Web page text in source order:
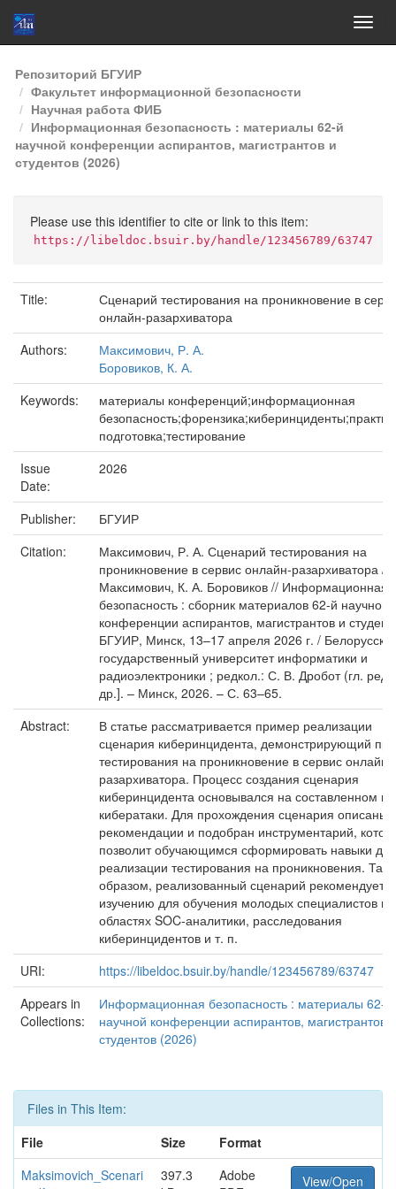
Skip
navigation
Репозиторий БГУИР
Факультет информационной безопасности
Научная работа ФИБ
Информационная безопасность : материалы 62-й
научной конференции аспирантов, магистрантов и
студентов (2026)
Please use this identifier to cite or link to this item:
https://libeldoc.bsuir.by/handle/123456789/63747
Title:
Сценарий тестирования на проникновение в
онлайн-разархиватора
Authors:
Максимович, Р. А.
Боровиков, К. А.
Keywords:
материалы конференций;информационная
подготовка;тестирование
Issue
Date:
2026
Publisher:
БГУИР
Citation:
Максимович, Р. А. Сценарий тестирования на
проникновение в сервис онлайн-разархиватора /
Максимович, К. А. Боровиков // Информационная
безопасность : сборник материалов 62-й научной
конференции аспирантов, магистрантов и
БГУИР, Минск, 13–17 апреля 2026 г. /
государственный университет информатики и
радиоэлектроники ; редкол.: С. В. Дробот (гл.
др.]. – Минск, 2026. – С. 63–65.
Abstract:
В статье рассматривается пример реализации
сценария киберинцидента, демонстрирующий
тестирования на проникновение в сервис онлайн-
разархиватора. Процесс создания сценария
киберинцидента основывался на составленном
кибератаки. Для прохождения сценария описаны
рекомендации и подобран инструментарий,
позволит обучающимся сформировать навыки для
реализации тестирования на проникновения.
образом, реализованный сценарий
изучению для обучения молодых специалистов в
областях SOC-аналитики, расследования
киберинцидентов и т. п.
URI:
https://libeldoc.bsuir.by/handle/123456789/63747
Appears in
Collections:
Информационная безопасность : материалы 62-й
научной конференции аспирантов, магистрантов и
студентов (2026)
Files in This Item:
File
Size
Format
Maksimovich_Scenari
397.3
Adobe
View/Open